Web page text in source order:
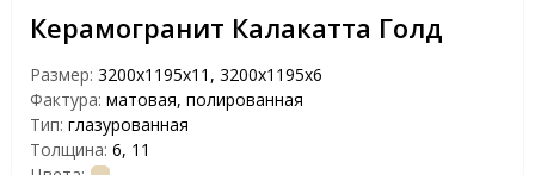
Керамогранит Калакатта Голд
Размер: 3200х1195х11, 3200х1195х6
Фактура: матовая, полированная
Тип: глазурованная
Толщина: 6, 11